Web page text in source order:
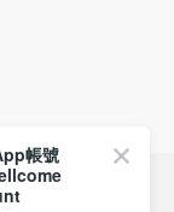
付款方式
帳號